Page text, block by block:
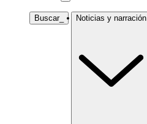
Buscar_ Noticias y narración